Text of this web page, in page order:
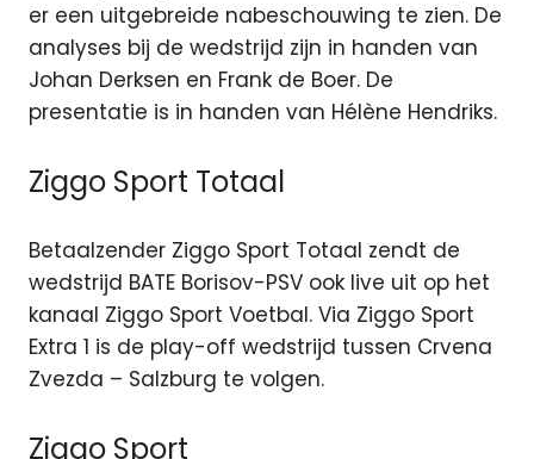
er een uitgebreide nabeschouwing te zien. De
analyses bij de wedstrijd zijn in handen van
Johan Derksen en Frank de Boer. De
presentatie is in handen van Hélène Hendriks.
Ziggo Sport Totaal
Betaalzender Ziggo Sport Totaal zendt de
wedstrijd BATE Borisov-PSV ook live uit op het
kanaal Ziggo Sport Voetbal. Via Ziggo Sport
Extra 1 is de play-off wedstrijd tussen Crvena
Zvezda – Salzburg te volgen.
Ziggo Sport